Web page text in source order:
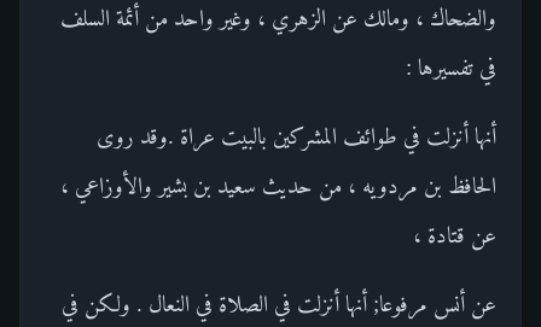
والضحاك ، ومالك عن الزهري ، وغير واحد من أئمة السلف
في تفسيرها :
أنها أنزلت في طوائف المشركين بالبيت عراة .وقد روى
الحافظ بن مردويه ، من حديث سعيد بن بشير والأوزاعي ،
عن قتادة ،
عن أنس مرفوعا; أنها أنزلت في الصلاة في النعال . ولكن في